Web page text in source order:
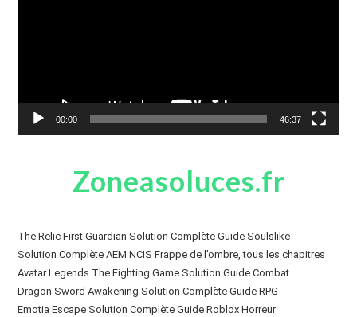
00:00 46:37
Zoneasoluces.fr
The Relic First Guardian Solution Complète Guide Soulslike
Solution Complète AEM NCIS Frappe de l’ombre, tous les chapitres
Avatar Legends The Fighting Game Solution Guide Combat
Dragon Sword Awakening Solution Complète Guide RPG
Emotia Escape Solution Complète Guide Roblox Horreur